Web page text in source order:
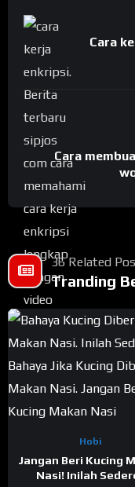
Cara
Cara
36 Related
Tranding
Hobi
Jangan Beri Kucing
Nasi! Inilah